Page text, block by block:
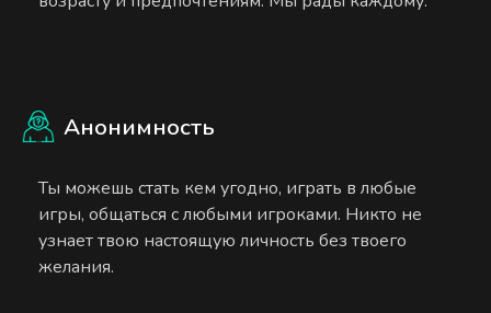
Анонимность
Ты можешь стать кем угодно, играть в любые
игры, общаться с любыми игроками. Никто не
узнает твою настоящую личность без твоего
желания.